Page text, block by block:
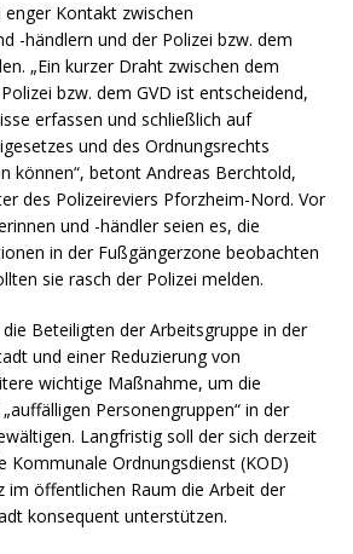
Kontakt zwischen
-händlern und der Polizei bzw. dem
„Ein kurzer Draht zwischen dem
bzw. dem GVD ist entscheidend,
erfassen und schließlich auf
und des Ordnungsrechts
können“, betont Andreas Berchtold,
des Polizeireviers Pforzheim-Nord. Vor
und -händler seien es, die
in der Fußgängerzone beobachten
sie rasch der Polizei melden.
Beteiligten der Arbeitsgruppe in der
und einer Reduzierung von
wichtige Maßnahme, um die
Personengruppen“ in der
Langfristig soll der sich derzeit
Kommunale Ordnungsdienst (KOD)
im öffentlichen Raum die Arbeit der
konsequent unterstützen.